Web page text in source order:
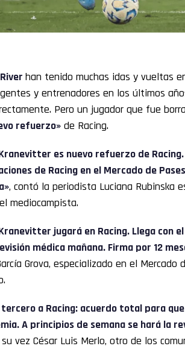
River han tenido muchas idas y vueltas
y entrenadores en los últimos
Pero un jugador que fue
refuerzo» de Racing.
es nuevo refuerzo de
de Racing en el Mercado de
, contó la periodista Luciana Rubinska
mediocampista.
jugará en Racing. Llega con
médica mañana. Firma por 12
Grova, especializado en el
tercero a Racing: acuerdo total para
A principios de semana se hará la
vez César Luis Merlo, otro de los